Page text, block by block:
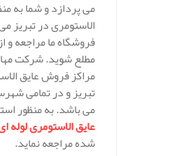
می پردازد و شما به
الاستومری در تبریز
فروشگاه ما مراجعه و
مطلع شوید. شرکت
مراکز فروش عایق
تبریز و در تمامی
می باشد. به منظور
عایق الاستومری لوله
شده مراجعه نماید.